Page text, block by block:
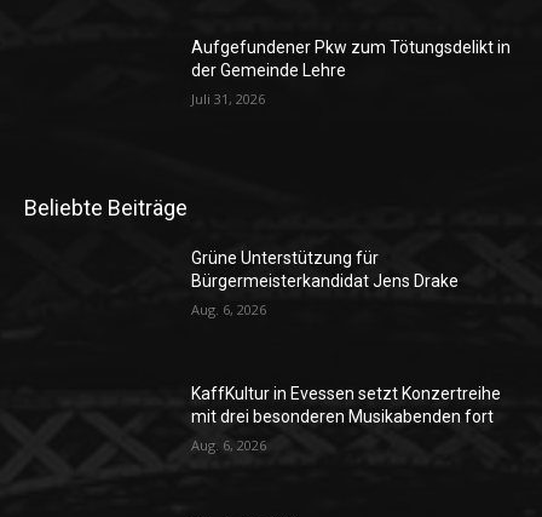
Aufgefundener Pkw zum Tötungsdelikt in
der Gemeinde Lehre
Juli 31, 2026
Beliebte Beiträge
Grüne Unterstützung für
Bürgermeisterkandidat Jens Drake
Aug. 6, 2026
KaffKultur in Evessen setzt Konzertreihe
mit drei besonderen Musikabenden fort
Aug. 6, 2026